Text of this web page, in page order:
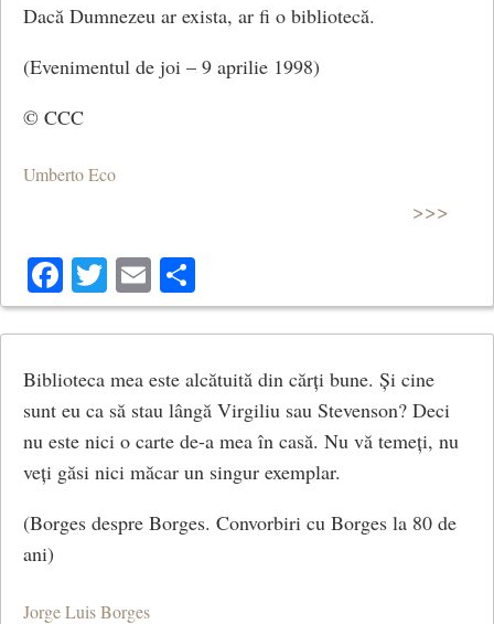
Dacă Dumnezeu ar exista, ar fi o bibliotecă.
(Evenimentul de joi – 9 aprilie 1998)
​© CCC
Umberto Eco
>>>
Facebook
Twitter
Email
Biblioteca mea este alcătuită din cărți bune. Și cine
sunt eu ca să stau lângă Virgiliu sau Stevenson? Deci
nu este nici o carte de-a mea în casă. Nu vă temeți, nu
veți găsi nici măcar un singur exemplar.
(Borges despre Borges. Convorbiri cu Borges la 80 de
ani)
Jorge Luis Borges